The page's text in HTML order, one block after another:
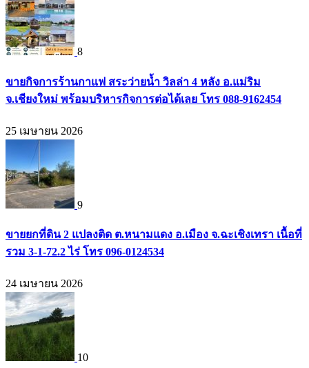
8
ขายกิจการร้านกาแฟ สระว่ายน้ำ วิลล่า 4 หลัง อ.แม่ริม
จ.เชียงใหม่ พร้อมบริหารกิจการต่อได้เลย โทร 088-9162454
25 เมษายน 2026
9
ขายยกที่ดิน 2 แปลงติด ต.หนามแดง อ.เมือง จ.ฉะเชิงเทรา เนื้อที่
รวม 3-1-72.2 ไร่ โทร 096-0124534
24 เมษายน 2026
10